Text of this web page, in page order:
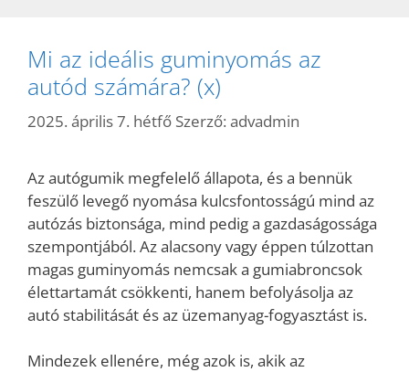
Mi az ideális guminyomás az
autód számára? (x)
2025. április 7. hétfő Szerző: advadmin
Az autógumik megfelelő állapota, és a bennük
feszülő levegő nyomása kulcsfontosságú mind az
autózás biztonsága, mind pedig a gazdaságossága
szempontjából. Az alacsony vagy éppen túlzottan
magas guminyomás nemcsak a gumiabroncsok
élettartamát csökkenti, hanem befolyásolja az
autó stabilitását és az üzemanyag-fogyasztást is.
Mindezek ellenére, még azok is, akik az